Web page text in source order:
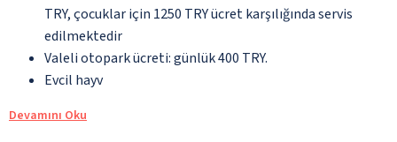
TRY, çocuklar için 1250 TRY ücret karşılığında servis
edilmektedir
Valeli otopark ücreti: günlük 400 TRY.
Evcil hayv
Devamını Oku